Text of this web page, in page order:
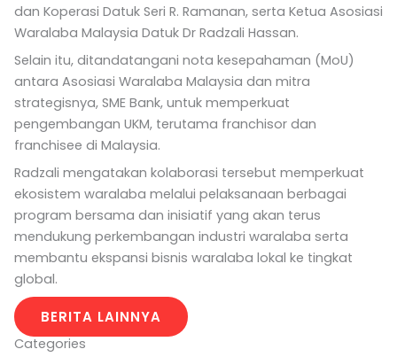
dan Koperasi Datuk Seri R. Ramanan, serta Ketua Asosiasi
Waralaba Malaysia Datuk Dr Radzali Hassan.
Selain itu, ditandatangani nota kesepahaman (MoU)
antara Asosiasi Waralaba Malaysia dan mitra
strategisnya, SME Bank, untuk memperkuat
pengembangan UKM, terutama franchisor dan
franchisee di Malaysia.
Radzali mengatakan kolaborasi tersebut memperkuat
ekosistem waralaba melalui pelaksanaan berbagai
program bersama dan inisiatif yang akan terus
mendukung perkembangan industri waralaba serta
membantu ekspansi bisnis waralaba lokal ke tingkat
global.
BERITA LAINNYA
Categories